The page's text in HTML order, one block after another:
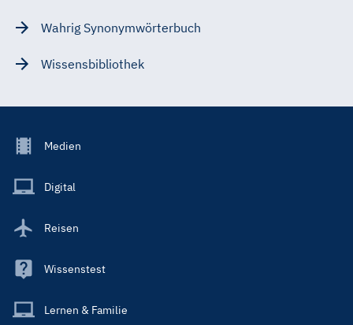
Wahrig Synonymwörterbuch
Wissensbibliothek
Footer
Main
Medien
Digital
Reisen
Wissenstest
Lernen & Familie